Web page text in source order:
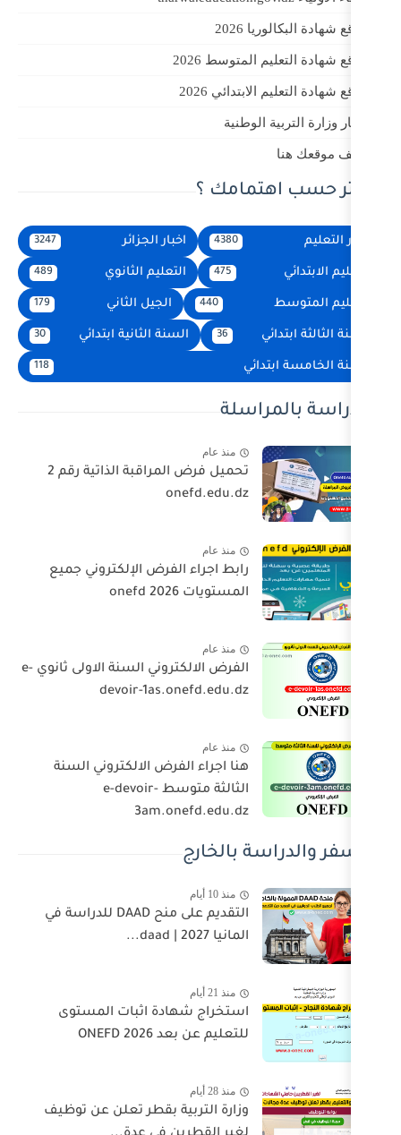
2026
2026
؟
اخبار الجزائر 3247
التعليم الثانوي 489
440 الجيل الثاني 179
السنة الثانية ابتدائي 30
منذ عام
تحميل فرض المراقبة الذاتية رقم 2
onefd.edu.dz
منذ عام
رابط اجراء الفرض الإلكتروني جميع
المستويات 2026 onefd
منذ عام
الفرض الالكتروني السنة الاولى ثانوي e-
devoir-1as.onefd.edu.dz
منذ عام
هنا اجراء الفرض الالكتروني السنة
الثالثة متوسط e-devoir-
3am.onefd.edu.dz
بالخارج
التقديم على منح DAAD للدراسة في
المانيا 2027 | daad...
استخراج شهادة اثبات المستوى
وزارة التربية بقطر تعلن عن توظيف